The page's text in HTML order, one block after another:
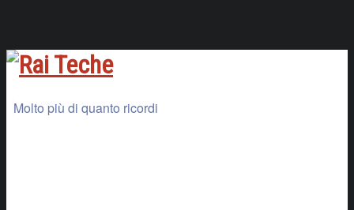
Molto più di quanto ricordi